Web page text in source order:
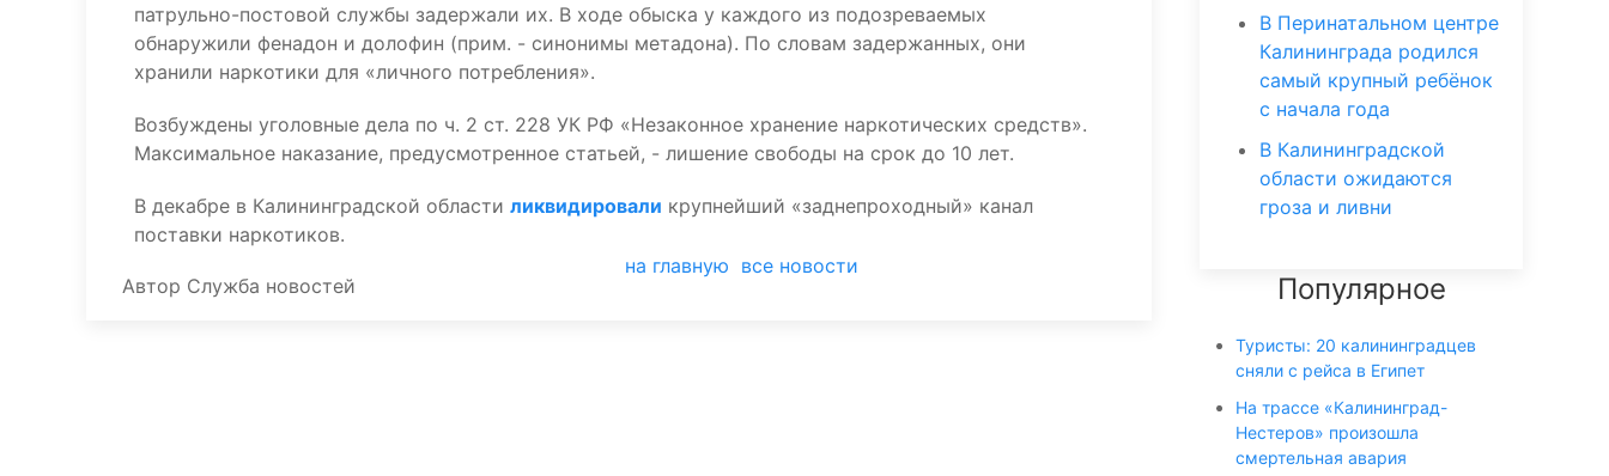
патрульно-постовой службы задержали их. В ходе обыска у каждого из подозреваемых
обнаружили фенадон и долофин (прим. - синонимы метадона). По словам задержанных, они
хранили наркотики для «личного потребления».
Возбуждены уголовные дела по ч. 2 ст. 228 УК РФ «Незаконное хранение наркотических средств».
Максимальное наказание, предусмотренное статьей, - лишение свободы на срок до 10 лет.
В декабре в Калининградской области ликвидировали крупнейший «заднепроходный» канал
поставки наркотиков.
Автор Служба новостей
на главную все новости
В Перинатальном центре
Калининграда родился
самый крупный ребёнок
с начала года
В Калининградской
области ожидаются
гроза и ливни
Популярное
Туристы: 20 калининградцев
сняли с рейса в Египет
На трассе «Калининград-
Нестеров» произошла
смертельная авария